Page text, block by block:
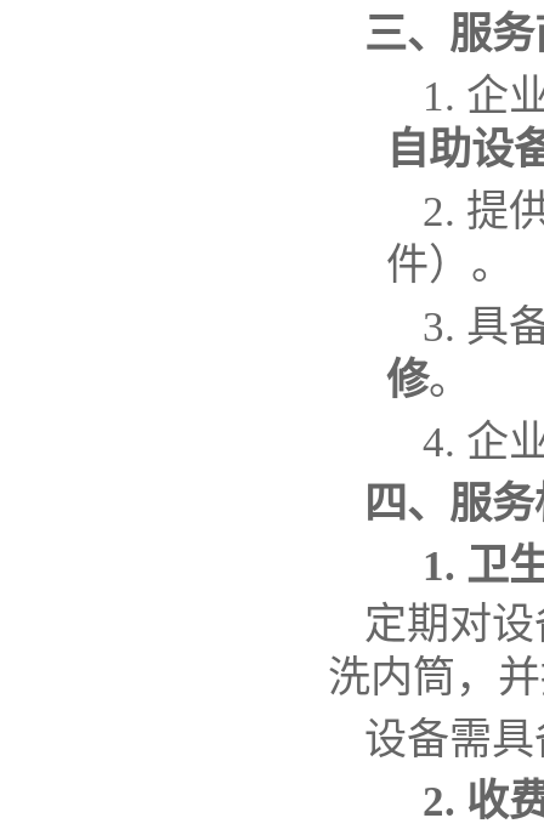
三、服
1. 企
自助设
2. 提
件）。
3. 具
修。
4. 企
四、服
1. 卫
定期对
洗内筒 ，
设备需
2. 收